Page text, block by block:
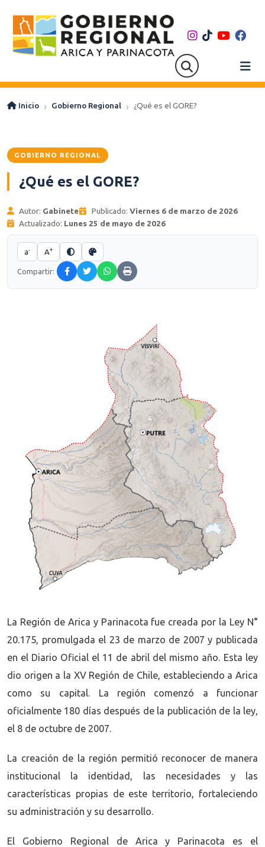
Inicio Gobierno Regional ¿Qué es el GORE?
GOBIERNO REGIONAL
¿Qué es el GORE?
Autor: Gabinete Publicado: Viernes 6 de marzo de 2026
Actualizado: Lunes 25 de mayo de 2026
a- A+
Compartir:
La Región de Arica y Parinacota fue creada por la Ley N°
20.175, promulgada el 23 de marzo de 2007 y publicada
en el Diario Oficial el 11 de abril del mismo año. Esta ley
dio origen a la XV Región de Chile, estableciendo a Arica
como su capital. La región comenzó a funcionar
oficialmente 180 días después de la publicación de la ley,
el 8 de octubre de 2007.
La creación de la región permitió reconocer de manera
institucional la identidad, las necesidades y las
características propias de este territorio, fortaleciendo
su administración y su desarrollo.
El Gobierno Regional de Arica y Parinacota es el